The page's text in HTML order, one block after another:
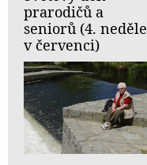
prarodičů a
seniorů (4. neděle
v červenci)